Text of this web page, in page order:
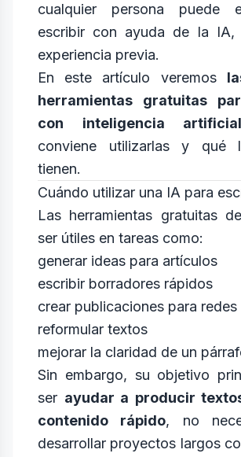
cualquier persona puede
escribir con ayuda de la IA,
experiencia previa.
En este artículo veremos
herramientas gratuitas
con inteligencia artificial
conviene utilizarlas y qué
tienen.
Cuándo utilizar una IA para
Las herramientas gratuitas
ser útiles en tareas como:
generar ideas para artículos
escribir borradores rápidos
crear publicaciones para
reformular textos
mejorar la claridad de un
Sin embargo, su objetivo
ser ayudar a producir
contenido rápido, no
desarrollar proyectos largos